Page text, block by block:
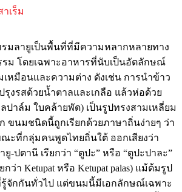
เร็ม
เป็นพื้นที่ที่มีความหลากหลายทาง
ม โดยเฉพาะอาหารที่นับเป็นอัตลักษณ์
หมือนและความต่าง ดังเช่น การนำข้าว
รุงรสด้วยน้ำตาลและเกลือ แล้วห่อด้วย
ปาล์ม ใบคล้ายพัด) เป็นรูปทรงสามเหลี่ยม
ขนมชนิดนี้ถูกเรียกด้วยภาษาถิ่นง่ายๆ ว่า
ณะที่กลุ่มคนพูดไทยถิ่นใต้ ออกเสียงว่า
-ปตานี เรียกว่า “ตูปะ” หรือ “ตูปะปาละ”
ว่า Ketupat หรือ Ketupat palas) แม้ต้มรูป
รู้จักกันทั่วไป แต่ขนมนี้มีเอกลักษณ์เฉพาะ